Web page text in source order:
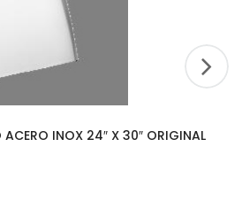
INOX 24″ X 30″ ORIGINAL